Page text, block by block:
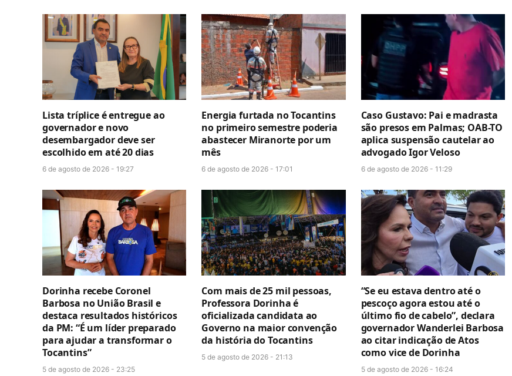
Lista tríplice é entregue ao
governador e novo
desembargador deve ser
escolhido em até 20 dias
6 de agosto de 2026 - 19:27
Energia furtada no Tocantins
no primeiro semestre poderia
abastecer Miranorte por um
mês
6 de agosto de 2026 - 17:01
Caso Gustavo: Pai e madrasta
são presos em Palmas; OAB-TO
aplica suspensão cautelar ao
advogado Igor Veloso
6 de agosto de 2026 - 11:29
Dorinha recebe Coronel
Barbosa no União Brasil e
destaca resultados históricos
da PM: “É um líder preparado
para ajudar a transformar o
Tocantins”
5 de agosto de 2026 - 23:25
Com mais de 25 mil pessoas,
Professora Dorinha é
oficializada candidata ao
Governo na maior convenção
da história do Tocantins
5 de agosto de 2026 - 21:13
“Se eu estava dentro até o
pescoço agora estou até o
último fio de cabelo”, declara
governador Wanderlei Barbosa
ao citar indicação de Atos
como vice de Dorinha
5 de agosto de 2026 - 16:24